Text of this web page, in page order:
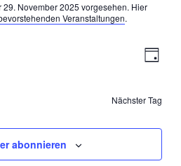
29. November 2025 vorgesehen. Hier
Veranstaltungen.
Tag
Nächster Tag
abonnieren